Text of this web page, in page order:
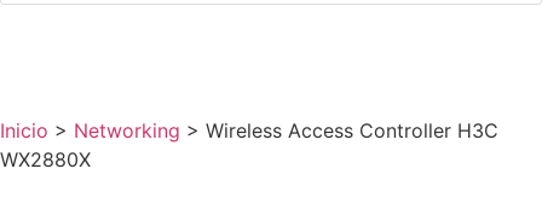
Inicio > Networking > Wireless Access Controller H3C
WX2880X